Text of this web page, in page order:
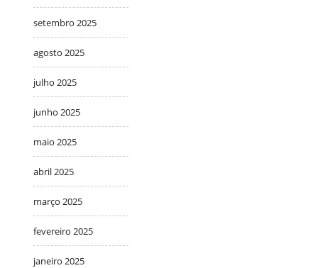
setembro 2025
agosto 2025
julho 2025
junho 2025
maio 2025
abril 2025
março 2025
fevereiro 2025
janeiro 2025